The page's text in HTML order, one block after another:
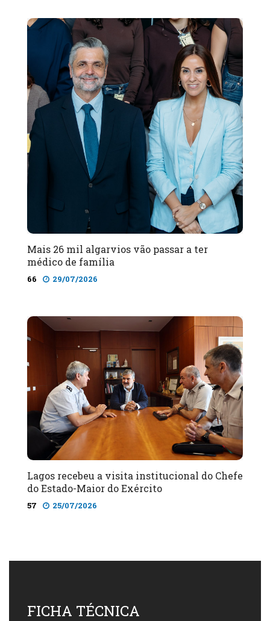
Mais 26 mil algarvios vão passar a ter
médico de família
66 29/07/2026
Lagos recebeu a visita institucional do Chefe
do Estado-Maior do Exército
57 25/07/2026
FICHA TÉCNICA